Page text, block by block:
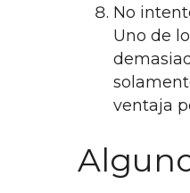
No
Uno de
ventaja